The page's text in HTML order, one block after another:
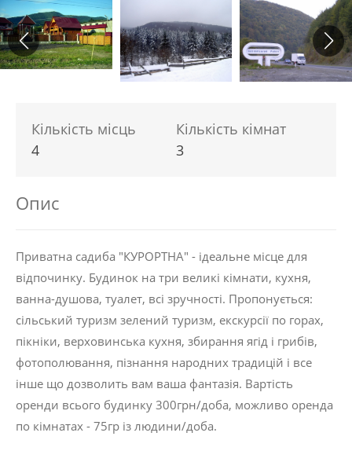
Кількість місць
4
Кількість кімнат
3
Опис
Приватна садиба "КУРОРТНА" - ідеальне місце для
відпочинку. Будинок на три великі кімнати, кухня,
ванна-душова, туалет, всі зручності. Пропонується:
сільський туризм зелений туризм, екскурсії по горах,
пікніки, верховинська кухня, збирання ягід і грибів,
фотополювання, пізнання народних традицій і все
інше що дозволить вам ваша фантазія. Вартість
оренди всього будинку 300грн/доба, можливо оренда
по кімнатах - 75гр із людини/доба.